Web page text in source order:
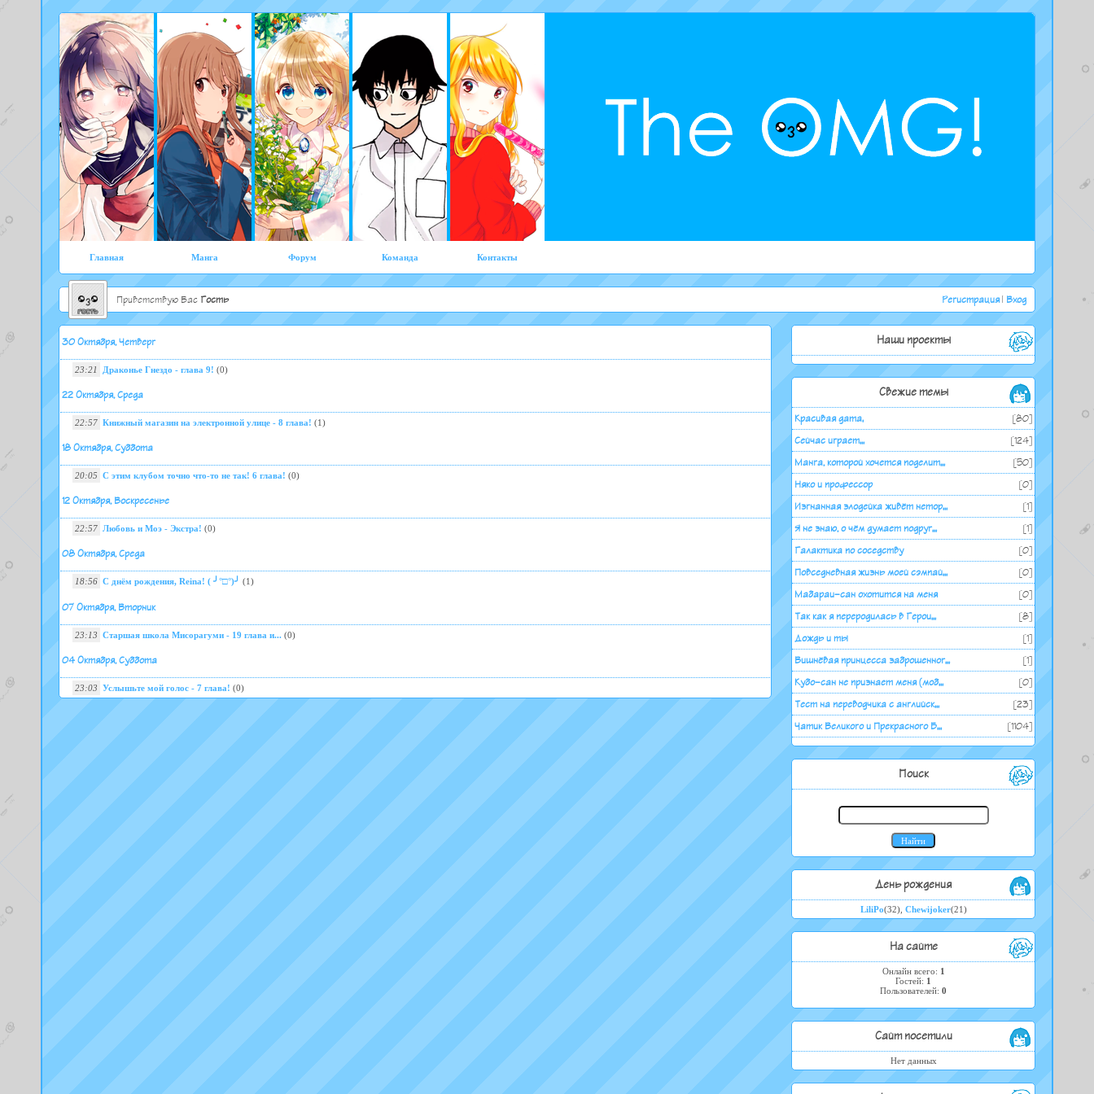
Главная Манга Форум Команда Контакты
Приветствую Вас Гость Регистрация| Вход
30 Октября, Четверг
23:21 Драконье Гнездо - глава 9! (0)
22 Октября, Среда
22:57 Книжный магазин на электронной улице - 8 глава! (1)
18 Октября, Суббота
20:05 С этим клубом точно что-то не так! 6 глава! (0)
12 Октября, Воскресенье
22:57 Любовь и Моэ - Экстра! (0)
08 Октября, Среда
18:56 С днём рождения, Reina! ( ╯°□°)╯ (1)
07 Октября, Вторник
23:13 Старшая школа Мисорагуми - 19 глава и... (0)
04 Октября, Суббота
23:03 Услышьте мой голос - 7 глава! (0)
Наши проекты
Свежие темы
Красивая дата.
[80]
Сейчас играет...
[124]
Манга, которой хочется поделит...
[50]
Няко и профессор
[0]
Изгнанная злодейка живёт нетор...
[1]
Я не знаю, о чём думает подруг...
[1]
Галактика по соседству
[0]
Повседневная жизнь моей сэмпай...
[0]
Мабараи-сан охотится на меня
[0]
Так как я переродилась в Герои...
[8]
Дождь и ты
[1]
Вишнёвая принцесса заброшенног...
[1]
Кубо-сан не признает меня (моб...
[0]
Тест на переводчика с английск...
[23]
Чатик Великого и Прекрасного Б...
[1104]
Поиск
День рождения
LiliPo(32), Chewijoker(21)
На сайте
Онлайн всего: 1
Гостей: 1
Пользователей: 0
Сайт посетили
Нет данных